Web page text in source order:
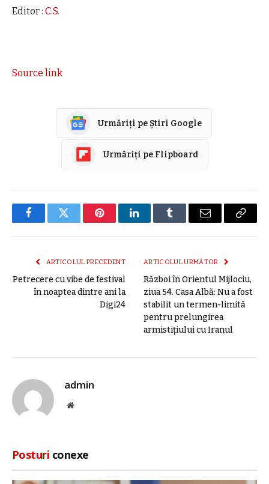
Editor : C.S.
Source link
Urmăriți pe Știri Google
Urmăriți pe Flipboard
FacebookTwitter PinterestLinkedInTumblr E-
ARTICOLUL PRECEDENT
Petrecere cu vibe de festival
în noaptea dintre ani la
Digi24
ARTICOLUL URMĂTOR
Război în Orientul Mijlociu,
ziua 54. Casa Albă: Nu a fost
stabilit un termen-limită
pentru prelungirea
armistițiului cu Iranul
admin
Site
Posturi conexe